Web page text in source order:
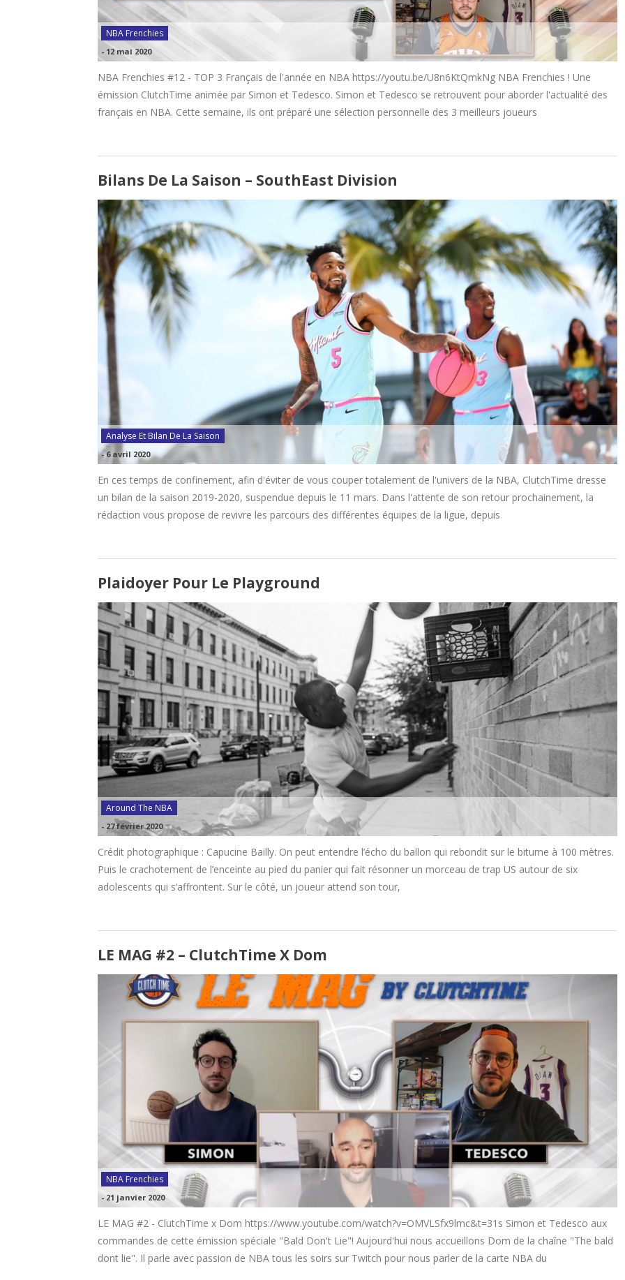
NBA Frenchies
- 12 mai 2020
NBA Frenchies #12 - TOP 3 Français de l'année en NBA https://youtu.be/U8n6KtQmkNg NBA Frenchies ! Une
émission ClutchTime animée par Simon et Tedesco. Simon et Tedesco se retrouvent pour aborder l'actualité des
français en NBA. Cette semaine, ils ont préparé une sélection personnelle des 3 meilleurs joueurs
Bilans De La Saison – SouthEast Division
Analyse Et Bilan De La Saison
-6 avril 2020
En ces temps de confinement, afin d'éviter de vous couper totalement de l'univers de la NBA, ClutchTime dresse
un bilan de la saison 2019-2020, suspendue depuis le 11 mars. Dans l'attente de son retour prochainement, la
rédaction vous propose de revivre les parcours des différentes équipes de la ligue, depuis
Plaidoyer Pour Le Playground
Around The NBA
- 27 février 2020
Crédit photographique : Capucine Bailly. On peut entendre l’écho du ballon qui rebondit sur le bitume à 100 mètres.
Puis le crachotement de l’enceinte au pied du panier qui fait résonner un morceau de trap US autour de six
adolescents qui s’affrontent. Sur le côté, un joueur attend son tour,
LE MAG #2 – ClutchTime X Dom
NBA Frenchies
-21 janvier 2020
LE MAG #2 - ClutchTime x Dom https://www.youtube.com/watch?v=OMVLSfx9lmc&t=31s Simon et Tedesco aux
commandes de cette émission spéciale "Bald Don't Lie"! Aujourd'hui nous accueillons Dom de la chaîne "The bald
dont lie". Il parle avec passion de NBA tous les soirs sur Twitch pour nous parler de la carte NBA du